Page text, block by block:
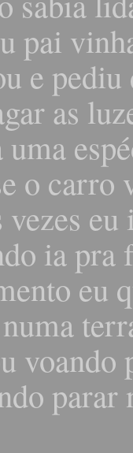
pai
e
as
uma
o carro
eu
ia pra
eu
voando
parar